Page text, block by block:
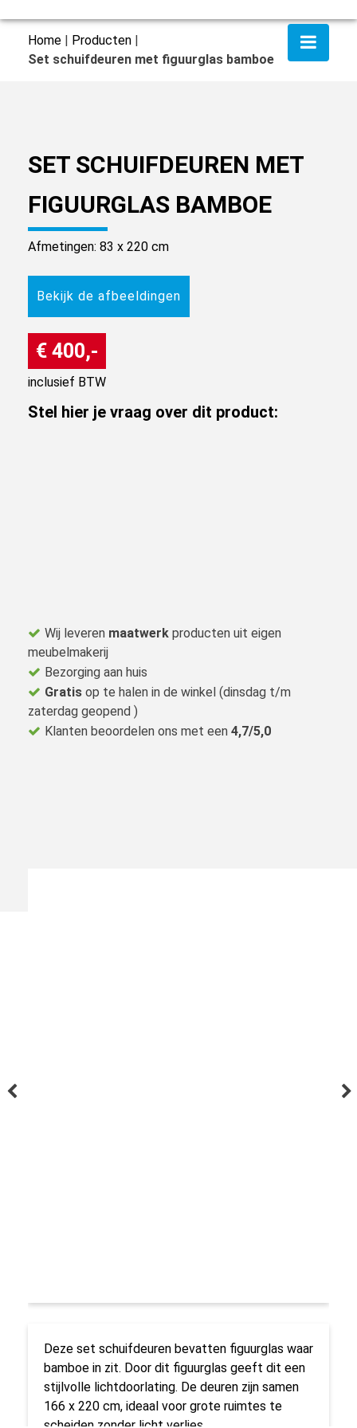
Home | Producten |
Set schuifdeuren met figuurglas bamboe
Deze set schuifdeuren bevatten figuurglas waar
bamboe in zit. Door dit figuurglas geeft dit een
stijlvolle lichtdoorlating. De deuren zijn samen
166 x 220 cm, ideaal voor grote ruimtes te
SET SCHUIFDEUREN MET
FIGUURGLAS BAMBOE
Afmetingen: 83 x 220 cm
Bekijk de afbeeldingen
€ 400,-
inclusief BTW
Stel hier je vraag over dit product:
Wij leveren maatwerk producten uit eigen
meubelmakerij
Bezorging aan huis
Gratis op te halen in de winkel (dinsdag t/m
zaterdag geopend )
Klanten beoordelen ons met een 4,7/5,0